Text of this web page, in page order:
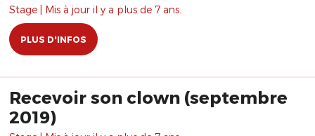
Stage | Mis à jour il y a plus de 7 ans.
PLUS D'INFOS
Recevoir son clown (septembre
2019)